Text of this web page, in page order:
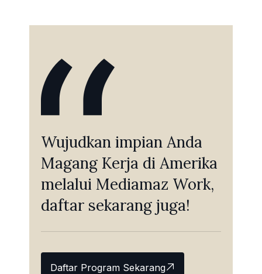
Wujudkan impian Anda
Magang Kerja di Amerika
melalui Mediamaz Work,
daftar sekarang juga!
Daftar Program Sekarang